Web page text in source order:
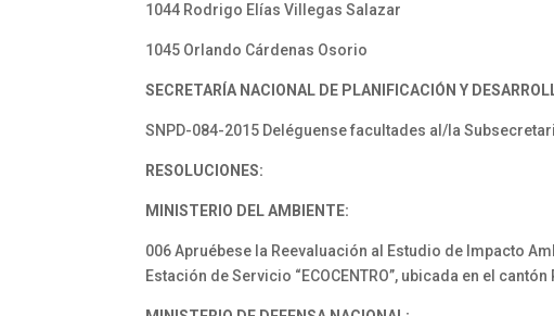
1044 Rodrigo Elías Villegas Salazar
1045 Orlando Cárdenas Osorio
SECRETARÍA NACIONAL DE PLANIFICACIÓN Y
SNPD-084-2015 Deléguense facultades al/la
RESOLUCIONES:
MINISTERIO DEL AMBIENTE:
006 Apruébese la Reevaluación al Estudio de Impacto
Estación de Servicio “ECOCENTRO”, ubicada en el